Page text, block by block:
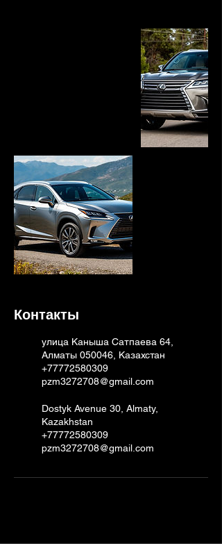
Контакты
улица Каныша Сатпаева 64,
Алматы 050046, Казахстан
+77772580309
pzm3272708@gmail.com
Dostyk Avenue 30, Almaty,
Kazakhstan
+77772580309
pzm3272708@gmail.com